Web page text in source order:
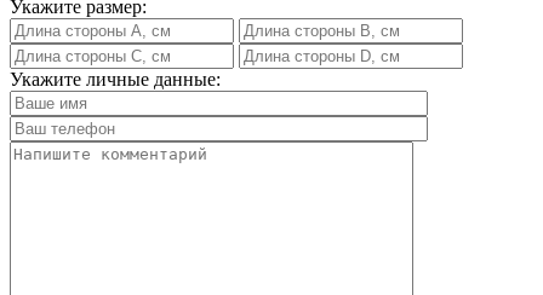
Укажите размер:
Укажите личные данные: